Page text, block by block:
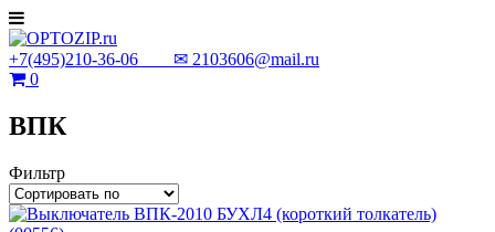
+7(495)210-36-06 ✉ 2103606@mail.ru
0
ВПК
Фильтр